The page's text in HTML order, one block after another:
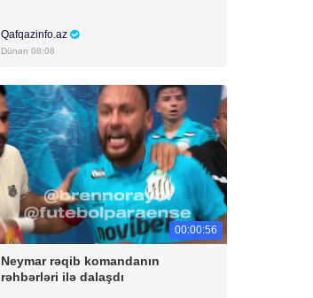
Qafqazinfo.az
Dünən 08:08
00:00:56
Neymar rəqib komandanın
rəhbərləri ilə dalaşdı